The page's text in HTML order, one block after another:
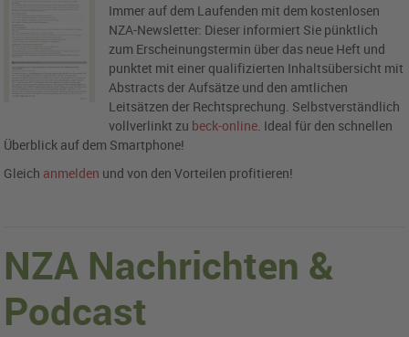
Immer auf dem Laufenden mit dem kostenlosen
NZA-Newsletter: Dieser informiert Sie pünktlich
zum Erscheinungstermin über das neue Heft und
punktet mit einer qualifizierten Inhaltsübersicht mit
Abstracts der Aufsätze und den amtlichen
Leitsätzen der Rechtsprechung. Selbstverständlich
vollverlinkt zu beck-online . Ideal für den schnellen
Überblick auf dem Smartphone!
Gleich anmelden und von den Vorteilen profitieren!
NZA Nachrichten &
Podcast